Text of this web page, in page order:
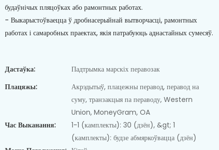
будаўнічых пляцоўках або рамонтных работах.
- Выкарыстоўваецца ў дробнасерыйнай вытворчасці, рамонтных
работах і самаробных праектах, якія патрабуюць аднастайных сумесяў.
Дастаўка:
Падтрымка марскіх перавозак
Плацяжы:
Акрэдытыў, плацежны перавод, перавод на
суму, транзакцыя па пераводу, Western
Union, MoneyGram, OA
Час Выканання:
1-1 (камплекты): 30 (дзён), &gt; 1
(камплекты): будзе абмяркоўвацца (дзён)